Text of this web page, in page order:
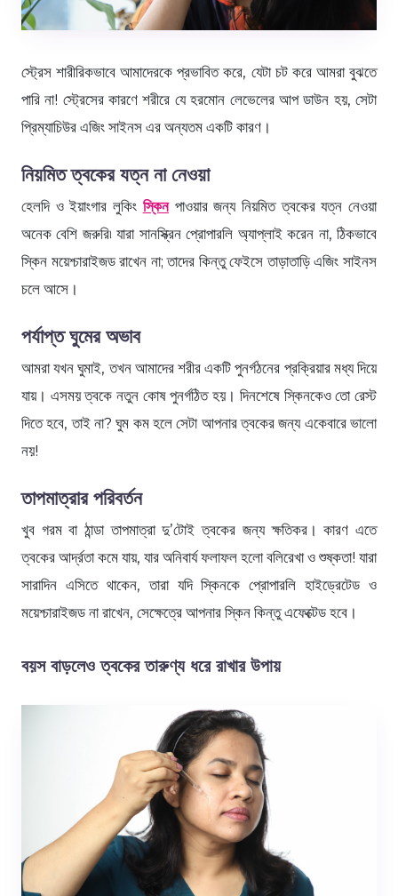
স্ট্রেস শারীরিকভাবে আমাদেরকে প্রভাবিত করে, যেটা চট করে আমরা বুঝতে
পারি না! স্ট্রেসের কারণে শরীরে যে হরমোন লেভেলের আপ ডাউন হয়, সেটা
প্রিম্যাচিউর এজিং সাইনস এর অন্যতম একটি কারণ।
নিয়মিত ত্বকের যত্ন না নেওয়া
হেলদি ও ইয়াংগার লুকিং স্কিনপাওয়ার জন্য নিয়মিত ত্বকের যত্ন নেওয়া
অনেক বেশি জরুরি৷ যারা সানস্ক্রিন প্রোপারলি অ্যাপ্লাই করেন না, ঠিকভাবে
স্কিন ময়েশ্চারাইজড রাখেন না; তাদের কিন্তু ফেইসে তাড়াতাড়ি এজিং সাইনস
চলে আসে।
পর্যাপ্ত ঘুমের অভাব
আমরা যখন ঘুমাই, তখন আমাদের শরীর একটি পুনর্গঠনের প্রক্রিয়ার মধ্য দিয়ে
যায়। এসময় ত্বকে নতুন কোষ পুনর্গঠিত হয়। দিনশেষে স্কিনকেও তো রেস্ট
দিতে হবে, তাই না? ঘুম কম হলে সেটা আপনার ত্বকের জন্য একেবারে ভালো
নয়!
তাপমাত্রার পরিবর্তন
খুব গরম বা ঠান্ডা তাপমাত্রা দু’টোই ত্বকের জন্য ক্ষতিকর। কারণ এতে
ত্বকের আর্দ্রতা কমে যায়, যার অনিবার্য ফলাফল হলো বলিরেখা ও শুষ্কতা! যারা
সারাদিন এসিতে থাকেন, তারা যদি স্কিনকে প্রোপারলি হাইড্রেটেড ও
ময়েশ্চারাইজড না রাখেন, সেক্ষেত্রে আপনার স্কিন কিন্তু এফেক্টেড হবে।
বয়স বাড়লেও ত্বকের তারুণ্য ধরে রাখার উপায়